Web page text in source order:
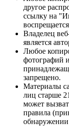
другое
ссылку на
Владелец
является
Любое
фотографий
запрещено.
Материалы
лиц старше
может
правила